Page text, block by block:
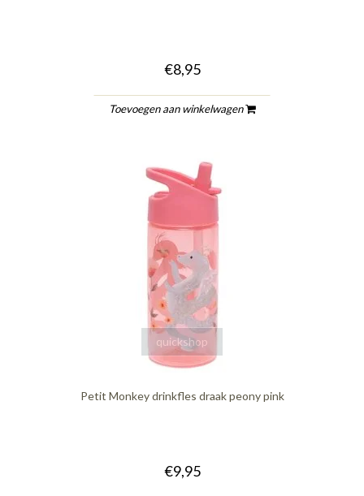
€8,95
Toevoegen aan winkelwagen
quickshop
Petit Monkey drinkfles draak peony pink
€9,95